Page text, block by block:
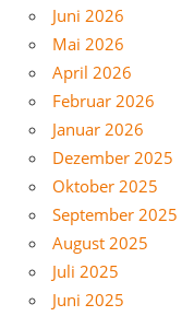
Juni 2026
Mai 2026
April 2026
Februar 2026
Januar 2026
Dezember 2025
Oktober 2025
September 2025
August 2025
Juli 2025
Juni 2025